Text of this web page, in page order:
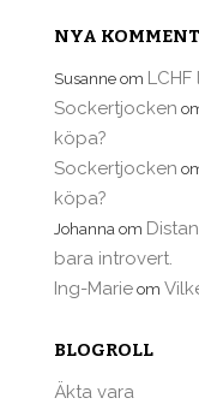
NYA
Susanne om
Sockertjocken
köpa?
Sockertjocken
köpa?
Johanna om
bara introvert.
Ing-Marie om
BLOGROLL
Äkta vara